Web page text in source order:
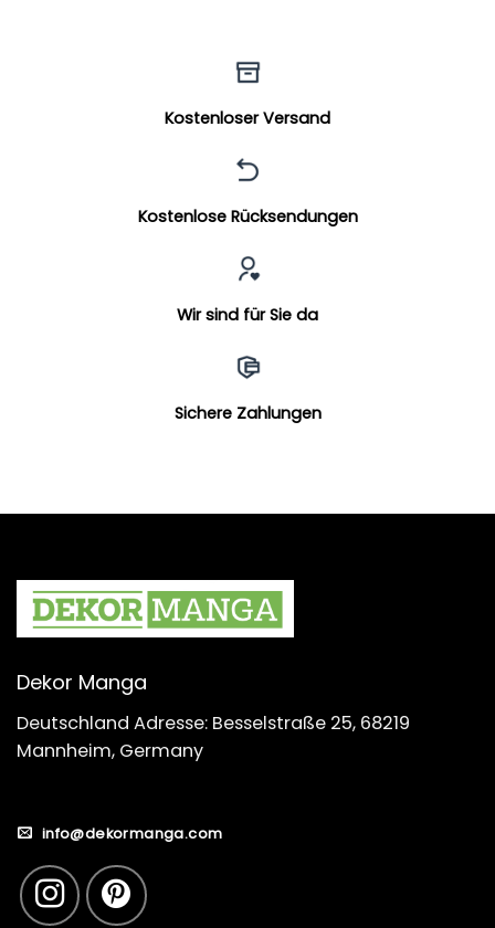
Kostenloser Versand
Kostenlose Rücksendungen
Wir sind für Sie da
Sichere Zahlungen
Dekor Manga
Deutschland Adresse: Besselstraße 25, 68219
Mannheim, Germany
info@dekormanga.com